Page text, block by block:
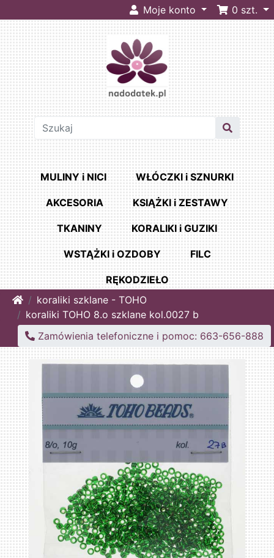
Moje konto 0 szt.
MULINY i NICI WŁÓCZKI i SZNURKI
AKCESORIA KSIĄŻKI i ZESTAWY
TKANINY KORALIKI i GUZIKI
WSTĄŻKI i OZDOBY FILC
RĘKODZIEŁO
Homekoraliki szklane - TOHO
koraliki TOHO 8.o szklane kol.0027 b
Zamówienia telefoniczne i pomoc: 663-656-888